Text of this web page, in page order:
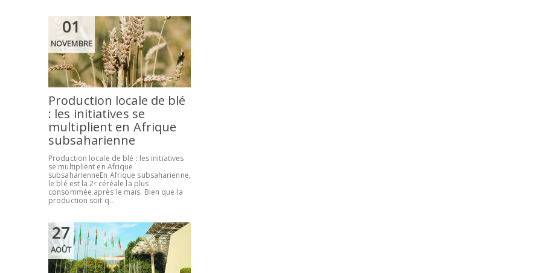
01
NOVEMBRE
Production locale de blé
: les initiatives se
multiplient en Afrique
subsaharienne
Production locale de blé : les initiatives
se multiplient en Afrique
subsaharienneEn Afrique subsaharienne,
le blé est la 2ᵉ céréale la plus
consommée après le maïs. Bien que la
production soit q...
27
AOÛT